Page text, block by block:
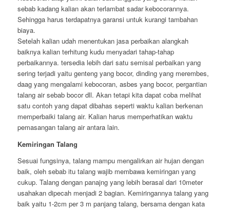
sebab kadang kalian akan terlambat sadar kebocorannya.
Sehingga harus terdapatnya garansi untuk kurangi tambahan
biaya.
Setelah kalian udah menentukan jasa perbaikan alangkah
baiknya kalian terhitung kudu menyadari tahap-tahap
perbaikannya. tersedia lebih dari satu semisal perbaikan yang
sering terjadi yaitu genteng yang bocor, dinding yang merembes,
daag yang mengalami kebocoran, asbes yang bocor, pergantian
talang air sebab bocor dll. Akan tetapi kita dapat coba melihat
satu contoh yang dapat dibahas seperti waktu kalian berkenan
memperbaiki talang air. Kalian harus memperhatikan waktu
pemasangan talang air antara lain.
Kemiringan Talang
Sesuai fungsinya, talang mampu mengalirkan air hujan dengan
baik, oleh sebab itu talang wajib membawa kemiringan yang
cukup. Talang dengan panajng yang lebih berasal dari 10meter
usahakan dipecah menjadi 2 bagian. Kemiringannya talang yang
baik yaitu 1-2cm per 3 m panjang talang, bersama dengan kata